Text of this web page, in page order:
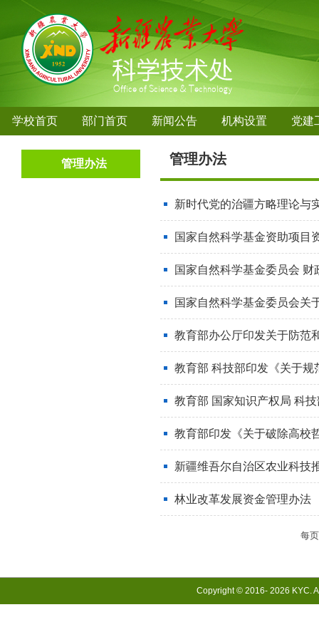
学校首页 部门首页 新闻公告 机构设置 党建
管理办法 管理办法
新时代党的治疆方略理论与
国家自然科学基金资助项目
国家自然科学基金委员会
国家自然科学基金委员会关
教育部办公厅印发关于防范
教育部 科技部印发《关于规
教育部 国家知识产权局 科
教育部印发《关于破除高校
新疆维吾尔自治区农业科技
林业改革发展资金管理办法
每
Copyright © 2016- 2026 KYC.